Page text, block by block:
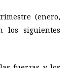
(enero,
los siguientes